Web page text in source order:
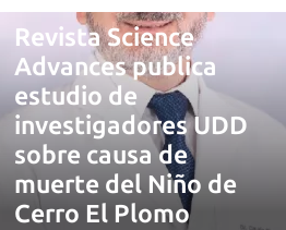
Revista Science
Advances publica
estudio de
investigadores UDD
sobre causa de
muerte del Niño de
Cerro El Plomo